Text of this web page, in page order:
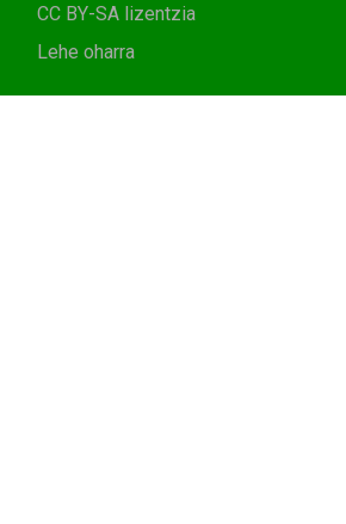
CC BY-SA lizentzia
Lehe oharra